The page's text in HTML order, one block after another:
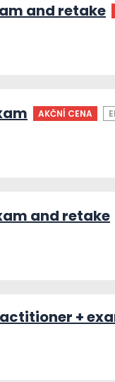
and retake
AKČNÍ CENA
and retake
+